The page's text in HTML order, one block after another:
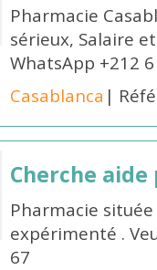
Pharmacie
sérieux, Salaire
WhatsApp +212
Casablanca |
Cherche
Pharmacie
expérimenté .
67